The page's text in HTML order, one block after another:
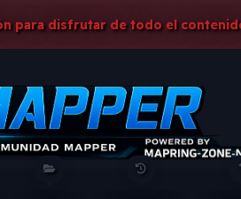
para disfrutar de todo el